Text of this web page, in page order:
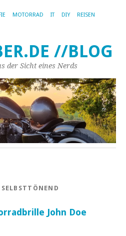
MOTORRAD IT DIY REISEN
//BLOG
der Sicht eines Nerds
SELBSTTÖNEND
John Doe